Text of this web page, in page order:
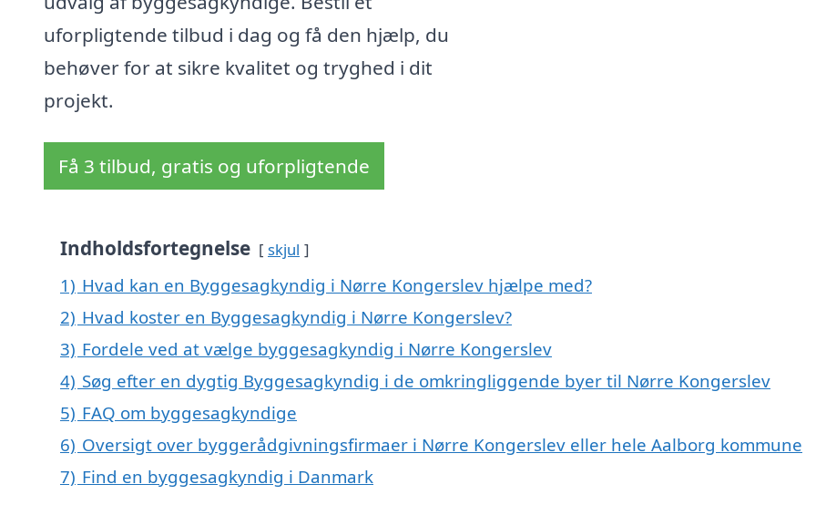
uforpligtende tilbud i dag og få den hjælp, du
behøver for at sikre kvalitet og tryghed i dit
projekt.
Få 3 tilbud, gratis og uforpligtende
Indholdsfortegnelse skjul
1) Hvad kan en Byggesagkyndig i Nørre Kongerslev hjælpe med?
2) Hvad koster en Byggesagkyndig i Nørre Kongerslev?
3) Fordele ved at vælge byggesagkyndig i Nørre Kongerslev
4) Søg efter en dygtig Byggesagkyndig i de omkringliggende byer til Nørre Kongerslev
5) FAQ om byggesagkyndige
6) Oversigt over byggerådgivningsfirmaer i Nørre Kongerslev eller hele Aalborg kommune
7) Find en byggesagkyndig i Danmark